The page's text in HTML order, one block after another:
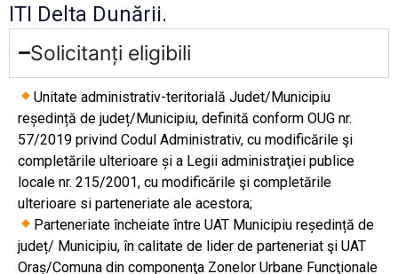
ITI Delta Dunării.
Solicitanți eligibili
Unitate administrativ-teritorială Judet/Municipiu
reședință de județ/Municipiu, definită conform OUG nr.
57/2019 privind Codul Administrativ, cu modificările şi
completările ulterioare și a Legii administraţiei publice
locale nr. 215/2001, cu modificările şi completările
ulterioare si parteneriate ale acestora;
Parteneriate încheiate între UAT Municipiu reședință de
județ/ Municipiu, în calitate de lider de parteneriat şi UAT
Oraș/Comuna din componenţa Zonelor Urbane Funcţionale